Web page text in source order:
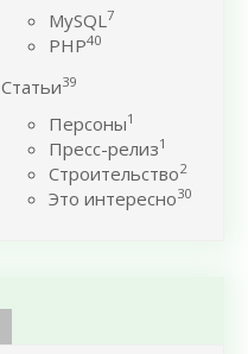
MySQL7
PHP40
Статьи39
Персоны1
Пресс-релиз1
Строительство2
Это интересно30